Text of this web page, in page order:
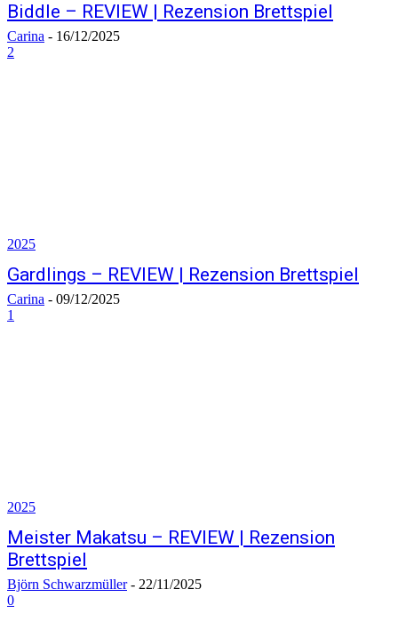
Biddle – REVIEW | Rezension Brettspiel
Carina - 16/12/2025
2
2025
Gardlings – REVIEW | Rezension Brettspiel
Carina - 09/12/2025
1
2025
Meister Makatsu – REVIEW | Rezension
Brettspiel
Björn Schwarzmüller - 22/11/2025
0